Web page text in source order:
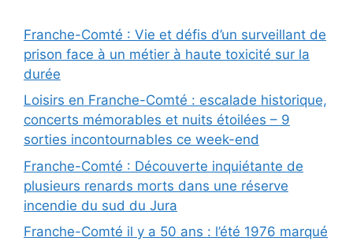
Franche-Comté : Vie et défis d’un surveillant de
prison face à un métier à haute toxicité sur la
durée
Loisirs en Franche-Comté : escalade historique,
concerts mémorables et nuits étoilées – 9
sorties incontournables ce week-end
Franche-Comté : Découverte inquiétante de
plusieurs renards morts dans une réserve
incendie du sud du Jura
Franche-Comté il y a 50 ans : l’été 1976 marqué